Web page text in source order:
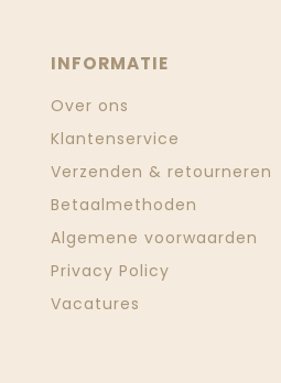
INFORMATIE
Over ons
Klantenservice
Verzenden & retourneren
Betaalmethoden
Algemene voorwaarden
Privacy Policy
Vacatures